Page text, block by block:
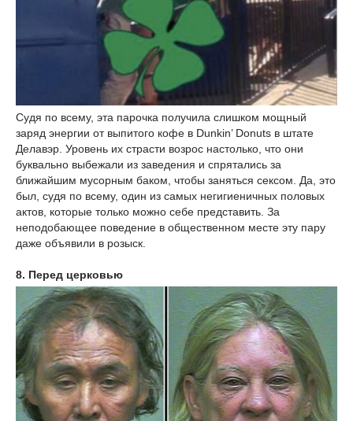
Судя по всему, эта парочка получила слишком мощный
заряд энергии от выпитого кофе в Dunkin’ Donuts в штате
Делавэр. Уровень их страсти возрос настолько, что они
буквально выбежали из заведения и спрятались за
ближайшим мусорным баком, чтобы заняться сексом. Да, это
был, судя по всему, один из самых негигиеничных половых
актов, которые только можно себе представить. За
неподобающее поведение в общественном месте эту пару
даже объявили в розыск.
8. Перед церковью